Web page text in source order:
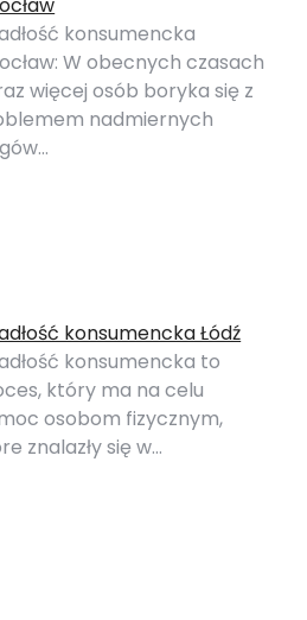
konsumencka
W obecnych czasach
więcej osób boryka się z
nadmiernych
konsumencka Łódź
konsumencka to
który ma na celu
osobom fizycznym,
znalazły się w…